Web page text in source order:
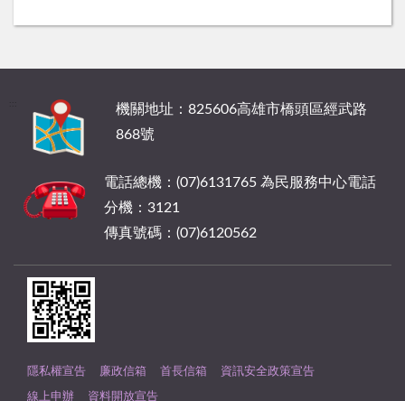
機關地址：825606高雄市橋頭區經武路
868號
電話總機：(07)6131765 為民服務中心電話
分機：3121
傳真號碼：(07)6120562
隱私權宣告 廉政信箱 首長信箱 資訊安全政策宣告
線上申辦 資料開放宣告